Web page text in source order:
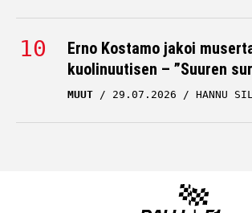
Erno Kostamo jakoi
kuolinuutisen – ”Suuren
MUUT 29.07.2026 HANNU